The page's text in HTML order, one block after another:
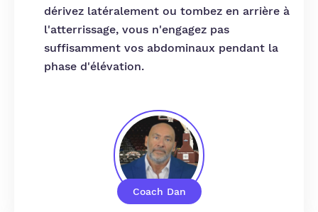
Coach Dan
dérivez latéralement ou tombez en arrière à
l'atterrissage, vous n'engagez pas
suffisamment vos abdominaux pendant la
phase d'élévation.